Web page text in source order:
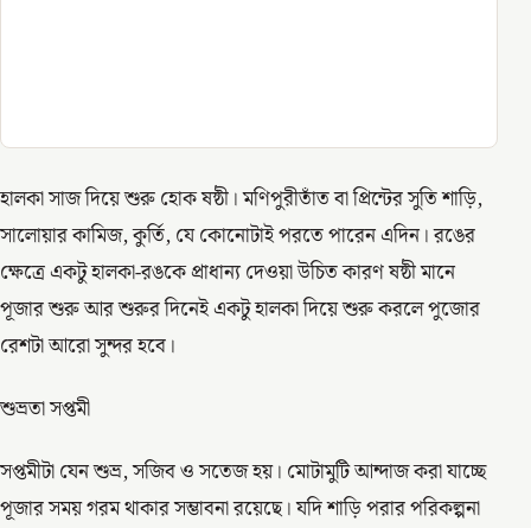
হালকা সাজ দিয়ে শুরু হোক ষষ্ঠী। মণিপুরীতাঁত বা প্রিন্টের সুতি শাড়ি,
সালোয়ার কামিজ, কুর্তি, যে কোনোটাই পরতে পারেন এদিন। রঙের
ক্ষেত্রে একটু হালকা-রঙকে প্রাধান্য দেওয়া উচিত কারণ ষষ্ঠী মানে
পূজার শুরু আর শুরুর দিনেই একটু হালকা দিয়ে শুরু করলে পুজোর
রেশটা আরো সুন্দর হবে।
শুভ্রতা সপ্তমী
সপ্তমীটা যেন শুভ্র, সজিব ও সতেজ হয়। মোটামুটি আন্দাজ করা যাচ্ছে
পূজার সময় গরম থাকার সম্ভাবনা রয়েছে। যদি শাড়ি পরার পরিকল্পনা